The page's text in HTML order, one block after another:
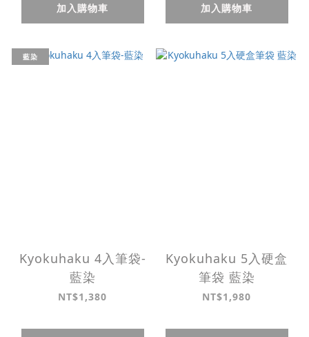
加入購物車 加入購物車
藍染
Kyokuhaku 4入筆袋-
藍染
NT$1,380
Kyokuhaku 5入硬盒
筆袋 藍染
NT$1,980